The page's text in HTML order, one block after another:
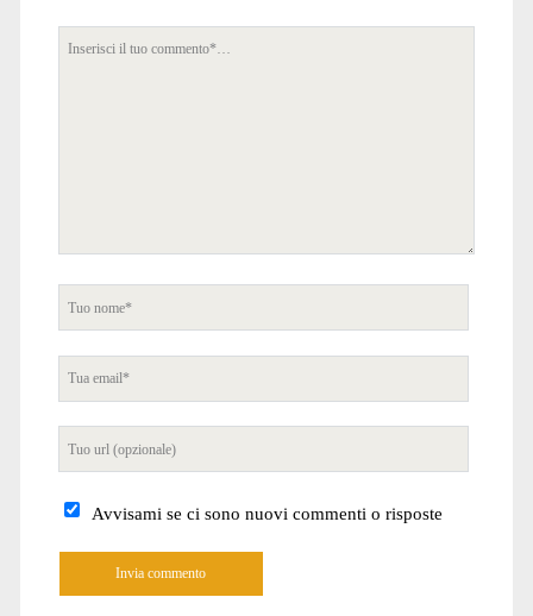
commento
nome
email
sito
Avvisami se ci sono nuovi commenti o risposte